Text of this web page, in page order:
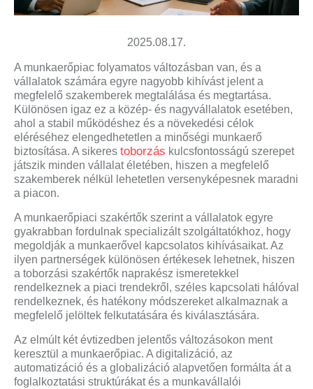
2025.08.17.
A munkaerőpiac folyamatos változásban van, és a
vállalatok számára egyre nagyobb kihívást jelent a
megfelelő szakemberek megtalálása és megtartása.
Különösen igaz ez a közép- és nagyvállalatok esetében,
ahol a stabil működéshez és a növekedési célok
eléréséhez elengedhetetlen a minőségi munkaerő
biztosítása. A sikeres toborzás kulcsfontosságú szerepet
játszik minden vállalat életében, hiszen a megfelelő
szakemberek nélkül lehetetlen versenyképesnek maradni
a piacon.
A munkaerőpiaci szakértők szerint a vállalatok egyre
gyakrabban fordulnak specializált szolgáltatókhoz, hogy
megoldják a munkaerővel kapcsolatos kihívásaikat. Az
ilyen partnerségek különösen értékesek lehetnek, hiszen
a toborzási szakértők naprakész ismeretekkel
rendelkeznek a piaci trendekről, széles kapcsolati hálóval
rendelkeznek, és hatékony módszereket alkalmaznak a
megfelelő jelöltek felkutatására és kiválasztására.
Az elmúlt két évtizedben jelentős változásokon ment
keresztül a munkaerőpiac. A digitalizáció, az
automatizáció és a globalizáció alapvetően formálta át a
foglalkoztatási struktúrákat és a munkavállalói